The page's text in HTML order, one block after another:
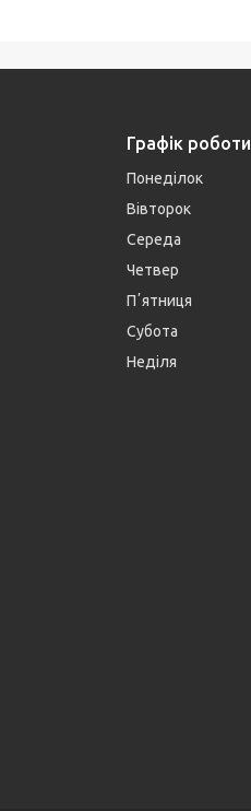
Графік роботи
Понеділок
Вівторок
Середа
Четвер
Пʼятниця
Субота
Неділя